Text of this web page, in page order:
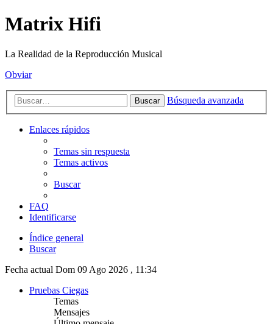
Matrix Hifi
La Realidad de la Reproducción Musical
Obviar
Buscar Búsqueda avanzada
Enlaces rápidos
Temas sin respuesta
Temas activos
Buscar
FAQ
Identificarse
Índice general
Buscar
Fecha actual Dom 09 Ago 2026 , 11:34
Pruebas Ciegas
Temas
Mensajes